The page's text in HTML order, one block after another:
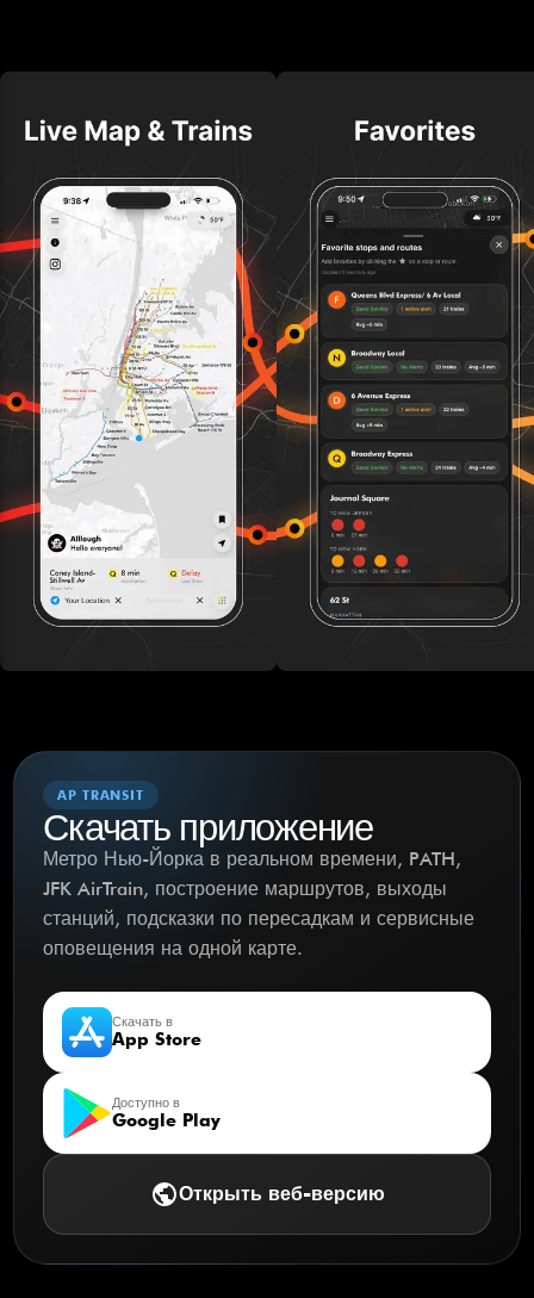
AP TRANSIT
Скачать приложение
Метро Нью-Йорка в реальном времени, PATH,
JFK AirTrain, построение маршрутов, выходы
станций, подсказки по пересадкам и сервисные
оповещения на одной карте.
Скачать в
App Store
Доступно в
Google Play
publicОткрыть веб-версию